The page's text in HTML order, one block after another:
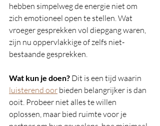
hebben simpelweg de energie niet om
zich emotioneel open te stellen. Wat
vroeger gesprekken vol diepgang waren,
zijn nu oppervlakkige of zelfs niet-
bestaande gesprekken.
Wat kun je doen? Dit is een tijd waarin
luisterend oor bieden belangrijker is dan
ooit. Probeer niet alles te willen
oplossen, maar bied ruimte voor je